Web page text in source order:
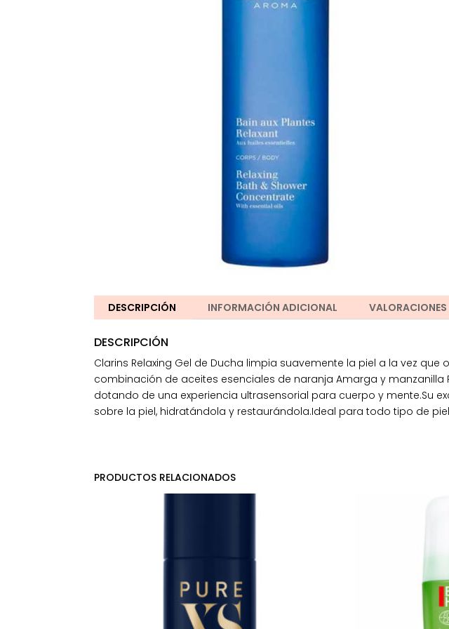
DESCRIPCIÓN INFORMACIÓN ADICIONAL
DESCRIPCIÓN
Clarins Relaxing Gel de Ducha limpia suavemente la piel a la vez
combinación de aceites esenciales de naranja Amarga y
dotando de una experiencia ultrasensorial para cuerpo y mente.Su
sobre la piel, hidratándola y restaurándola.Ideal para todo tipo de
PRODUCTOS RELACIONADOS